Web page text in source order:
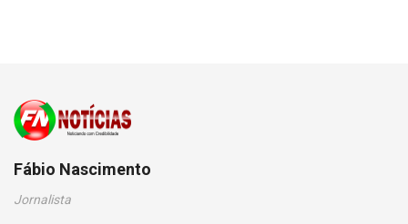
Fábio Nascimento
Jornalista